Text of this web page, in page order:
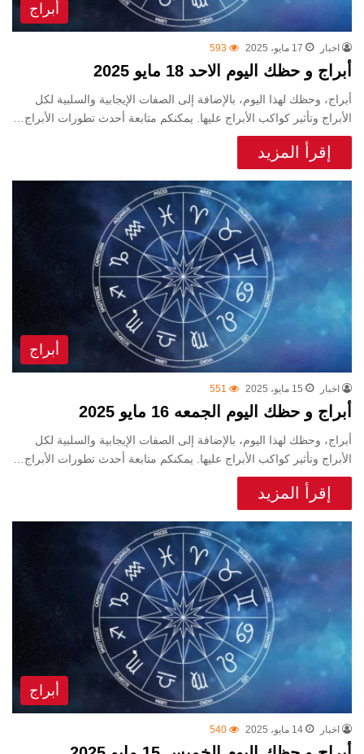
أبراج
اخبار 17 مايو، 2025 593
أبراج و حظك اليوم الاحد 18 مايو 2025
أبراج، وحظك لهذا اليوم، بالإضافة إلى الصفات الإيجابية والسلبية لكل
الأبراج وتأثير كواكب الأبراج عليها. يمكنكم متابعة أحدث تطورات الأبراج…
إقرأ المزيد
أبراج
اخبار 15 مايو، 2025 551
أبراج و حظك اليوم الجمعه 16 مايو 2025
أبراج، وحظك لهذا اليوم، بالإضافة إلى الصفات الإيجابية والسلبية لكل
الأبراج وتأثير كواكب الأبراج عليها. يمكنكم متابعة أحدث تطورات الأبراج…
إقرأ المزيد
أبراج
اخبار 14 مايو، 2025 540